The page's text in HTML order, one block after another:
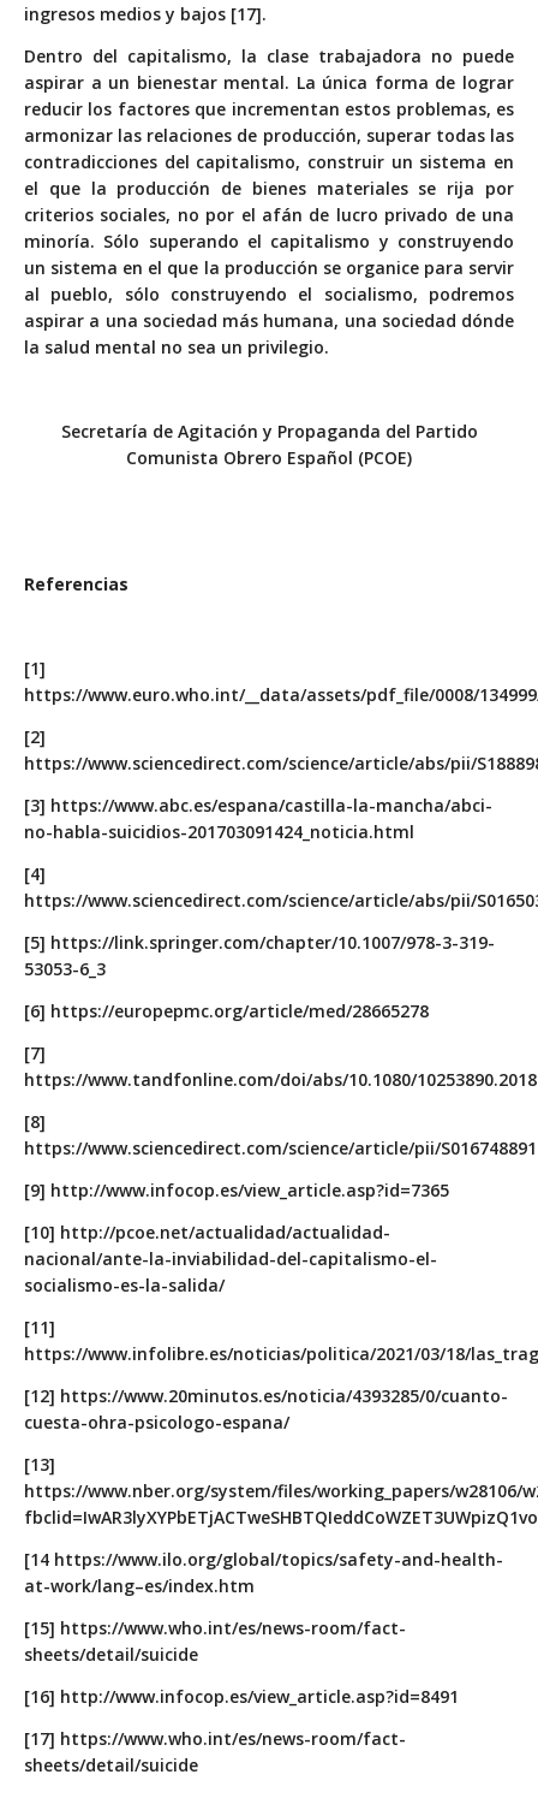
ingresos medios y bajos [17].
Dentro del capitalismo, la clase trabajadora no puede
aspirar a un bienestar mental. La única forma de lograr
reducir los factores que incrementan estos problemas, es
armonizar las relaciones de producción, superar todas las
contradicciones del capitalismo, construir un sistema en
el que la producción de bienes materiales se rija por
criterios sociales, no por el afán de lucro privado de una
minoría. Sólo superando el capitalismo y construyendo
un sistema en el que la producción se organice para servir
al pueblo, sólo construyendo el socialismo, podremos
aspirar a una sociedad más humana, una sociedad dónde
la salud mental no sea un privilegio.
Secretaría de Agitación y Propaganda del Partido
Comunista Obrero Español (PCOE)
Referencias
[1]
https://www.euro.who.int/__data/assets/pdf_file/0008/
[2]
https://www.sciencedirect.com/science/article/abs/pii/
[3] https://www.abc.es/espana/castilla-la-mancha/abci-
no-habla-suicidios-201703091424_noticia.html
[4]
https://www.sciencedirect.com/science/article/abs/pii/
[5] https://link.springer.com/chapter/10.1007/978-3-319-
53053-6_3
[6] https://europepmc.org/article/med/28665278
[7]
https://www.tandfonline.com/doi/abs/10.1080/
[8]
https://www.sciencedirect.com/science/article/pii/
[9] http://www.infocop.es/view_article.asp?id=7365
[10] http://pcoe.net/actualidad/actualidad-
nacional/ante-la-inviabilidad-del-capitalismo-el-
socialismo-es-la-salida/
[11]
https://www.infolibre.es/noticias/politica/2021/03/18/
[12] https://www.20minutos.es/noticia/4393285/0/cuanto-
cuesta-ohra-psicologo-espana/
[13]
https://www.nber.org/system/files/working_papers/w28106/
[14 https://www.ilo.org/global/topics/safety-and-health-
at-work/lang–es/index.htm
[15] https://www.who.int/es/news-room/fact-
sheets/detail/suicide
[16] http://www.infocop.es/view_article.asp?id=8491
[17] https://www.who.int/es/news-room/fact-
sheets/detail/suicide